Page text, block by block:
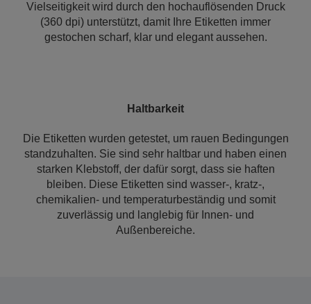
Vielseitigkeit wird durch den hochauflösenden Druck
(360 dpi) unterstützt, damit Ihre Etiketten immer
gestochen scharf, klar und elegant aussehen.
Haltbarkeit
Die Etiketten wurden getestet, um rauen Bedingungen
standzuhalten. Sie sind sehr haltbar und haben einen
starken Klebstoff, der dafür sorgt, dass sie haften
bleiben. Diese Etiketten sind wasser-, kratz-,
chemikalien- und temperaturbeständig und somit
zuverlässig und langlebig für Innen- und
Außenbereiche.